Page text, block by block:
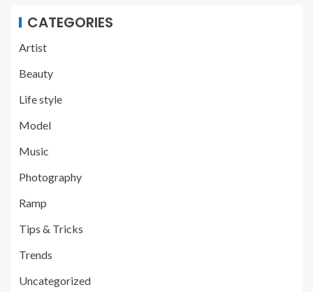
CATEGORIES
Artist
Beauty
Life style
Model
Music
Photography
Ramp
Tips & Tricks
Trends
Uncategorized